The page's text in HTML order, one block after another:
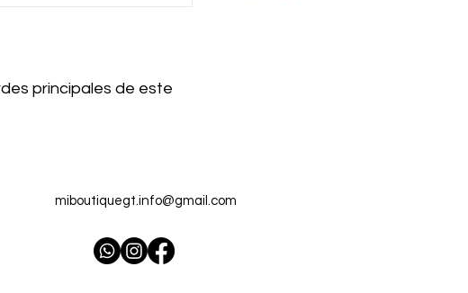
principales de este
miboutiquegt.info@gmail.com